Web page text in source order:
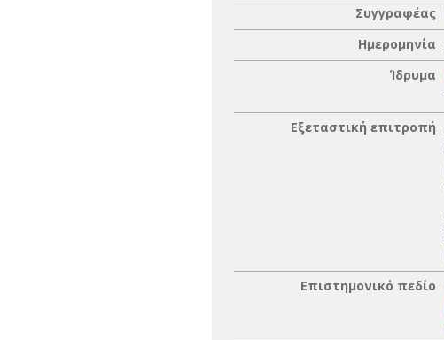
Συγγραφέας
Ημερομηνία
Ίδρυμα
Εξεταστική επιτροπή
Επιστημονικό πεδίο